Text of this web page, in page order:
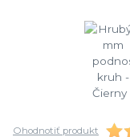
Ohodnotiť produkt